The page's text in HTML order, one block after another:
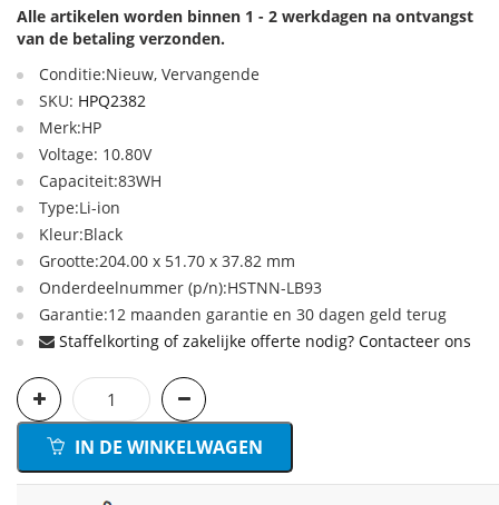
Alle artikelen worden binnen 1 - 2 werkdagen na ontvangst
van de betaling verzonden.
Conditie:Nieuw, Vervangende
SKU: HPQ2382
Merk:HP
Voltage: 10.80V
Capaciteit:83WH
Type:Li-ion
Kleur:Black
Grootte:204.00 x 51.70 x 37.82 mm
Onderdeelnummer (p/n):HSTNN-LB93
Garantie:12 maanden garantie en 30 dagen geld terug
Staffelkorting of zakelijke offerte nodig? Contacteer ons
IN DE WINKELWAGEN